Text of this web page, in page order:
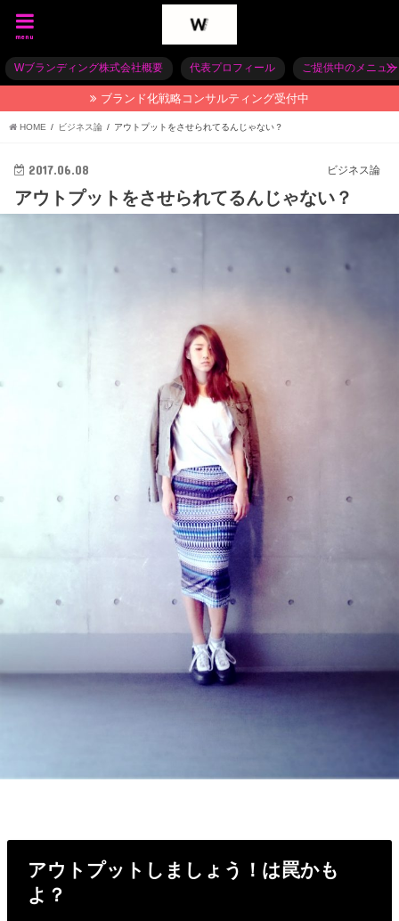
menu
Wブランディング株式会社概要 代表プロフィール ご提供中のメニュー
ブランド化戦略コンサルティング受付中
HOME ビジネス論 アウトプットをさせられてるんじゃない？
ビジネス論
2017.06.08
アウトプットをさせられてるんじゃない？
アウトプットしましょう！は罠かも
よ？